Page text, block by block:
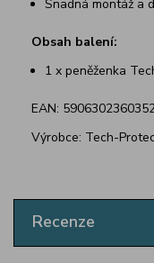
Snadná montáž a
Obsah balení:
1 x peněženka
EAN:
Výrobce: Tech-
Recenze